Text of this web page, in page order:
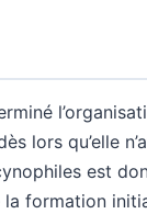
lors qu’elle
est
formation